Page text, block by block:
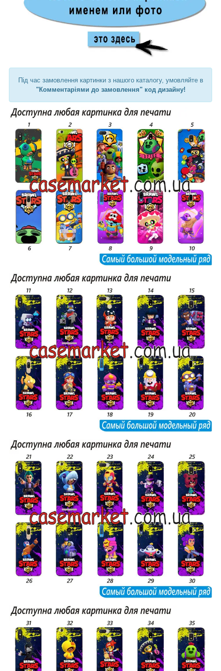
Під час замовлення картинки з нашого каталогу, умовляйте в
"Комментаріями до замовлення" код дизайну!